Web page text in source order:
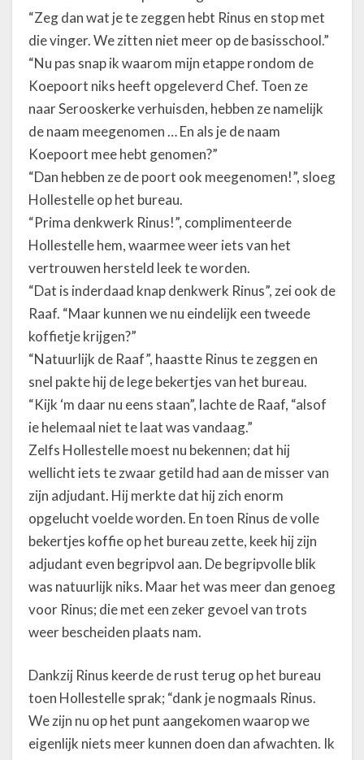
“Zeg dan wat je te zeggen hebt Rinus en stop met
die vinger. We zitten niet meer op de basisschool.”
“Nu pas snap ik waarom mijn etappe rondom de
Koepoort niks heeft opgeleverd Chef. Toen ze
naar Serooskerke verhuisden, hebben ze namelijk
de naam meegenomen … En als je de naam
Koepoort mee hebt genomen?”
“Dan hebben ze de poort ook meegenomen!”, sloeg
Hollestelle op het bureau.
“Prima denkwerk Rinus!”, complimenteerde
Hollestelle hem, waarmee weer iets van het
vertrouwen hersteld leek te worden.
“Dat is inderdaad knap denkwerk Rinus”, zei ook de
Raaf. “Maar kunnen we nu eindelijk een tweede
koffietje krijgen?”
“Natuurlijk de Raaf”, haastte Rinus te zeggen en
snel pakte hij de lege bekertjes van het bureau.
“Kijk ‘m daar nu eens staan”, lachte de Raaf, “alsof
ie helemaal niet te laat was vandaag.”
Zelfs Hollestelle moest nu bekennen; dat hij
wellicht iets te zwaar getild had aan de misser van
zijn adjudant. Hij merkte dat hij zich enorm
opgelucht voelde worden. En toen Rinus de volle
bekertjes koffie op het bureau zette, keek hij zijn
adjudant even begripvol aan. De begripvolle blik
was natuurlijk niks. Maar het was meer dan genoeg
voor Rinus; die met een zeker gevoel van trots
weer bescheiden plaats nam.
Dankzij Rinus keerde de rust terug op het bureau
toen Hollestelle sprak; “dank je nogmaals Rinus.
We zijn nu op het punt aangekomen waarop we
eigenlijk niets meer kunnen doen dan afwachten. Ik